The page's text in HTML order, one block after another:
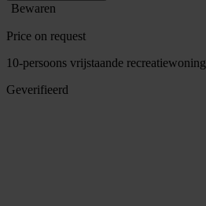
Bewaren
Price on request
10-persoons vrijstaande recreatiewoning
Geverifieerd